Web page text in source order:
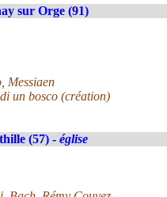
sur Orge (91)
Messiaen
un bosco (création)
(57) - église